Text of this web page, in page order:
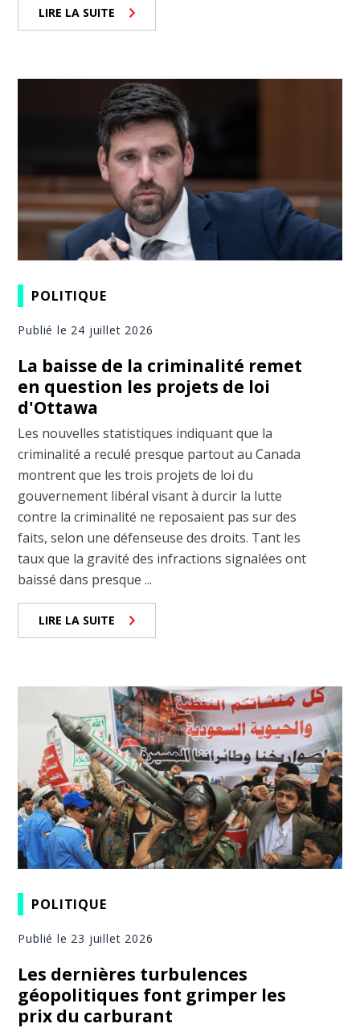
LIRE LA SUITE
POLITIQUE
Publié le 24 juillet 2026
La baisse de la criminalité remet
en question les projets de loi
d'Ottawa
Les nouvelles statistiques indiquant que la
criminalité a reculé presque partout au Canada
montrent que les trois projets de loi du
gouvernement libéral visant à durcir la lutte
contre la criminalité ne reposaient pas sur des
faits, selon une défenseuse des droits. Tant les
taux que la gravité des infractions signalées ont
baissé dans presque ...
LIRE LA SUITE
POLITIQUE
Publié le 23 juillet 2026
Les dernières turbulences
géopolitiques font grimper les
prix du carburant